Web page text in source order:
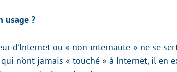
usage ?
d’Internet ou « non internaute » ne se
n’ont jamais « touché » à Internet, il en